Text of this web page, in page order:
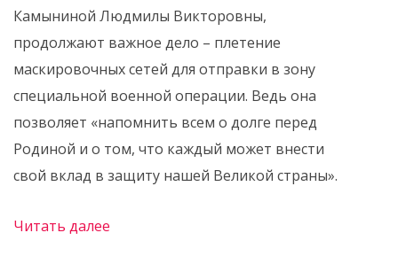
Камыниной Людмилы Викторовны,
продолжают важное дело – плетение
маскировочных сетей для отправки в зону
специальной военной операции. Ведь она
позволяет «напомнить всем о долге перед
Родиной и о том, что каждый может внести
свой вклад в защиту нашей Великой страны».
Читать далее